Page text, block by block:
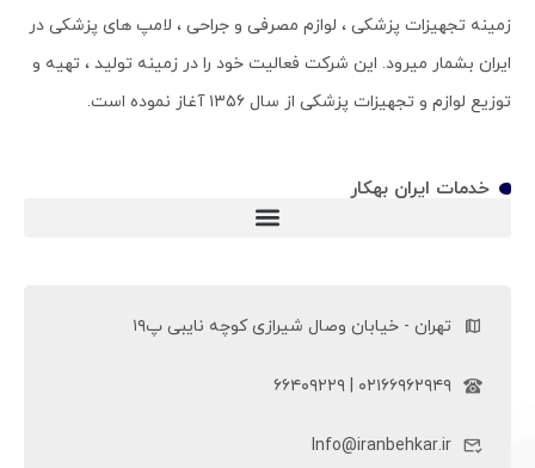
زمینه تجهیزات پزشکی ، لوازم مصرفی و جراحی ، لامپ های پزشکی در
ایران بشمار میرود. این شرکت فعالیت خود را در زمینه تولید ، تهیه و
توزیع لوازم و تجهیزات پزشکی از سال ۱۳۵۶ آغاز نموده است.
خدمات ایران بهکار
تهران - خیابان وصال شیرازی کوچه نایبی پ۱۹
۰۲۱۶۶۹۶۲۹۴۹ | ۶۶۴۰۹۲۲۹
Info@iranbehkar.ir